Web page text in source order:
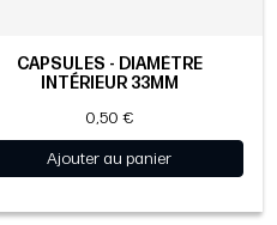
CAPSULES - DIAMÈTRE
INTÉRIEUR 33MM
0,50 €
Ajouter au panier